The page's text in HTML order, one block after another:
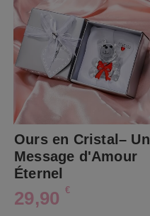
Ours en Cristal– Un
Message d'Amour
Éternel
29,90 €